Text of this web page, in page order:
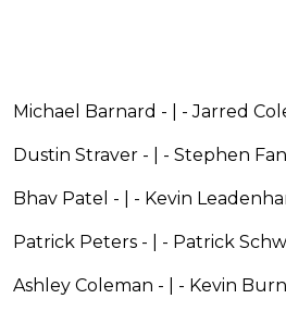
Michael Barnard - | - Jarred
Dustin Straver - | - Stephen
Bhav Patel - | - Kevin
Patrick Peters - | - Patrick
Ashley Coleman - | - Kevin